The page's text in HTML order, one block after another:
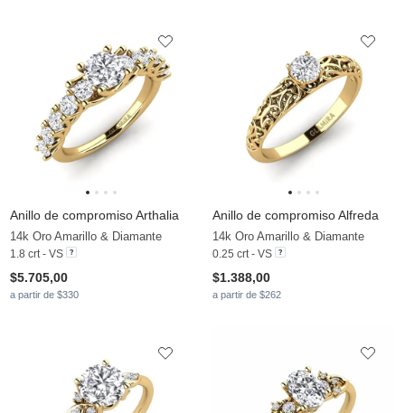
Anillo de compromiso Arthalia
14k Oro Amarillo & Diamante
1.8 crt - VS
$5.705,00
a partir de $330
Anillo de compromiso Alfreda
14k Oro Amarillo & Diamante
0.25 crt - VS
$1.388,00
a partir de $262